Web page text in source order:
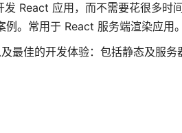
React 应用，而不需要花很多时
。常用于 React 服务端渲染应用。
最佳的开发体验：包括静态及服